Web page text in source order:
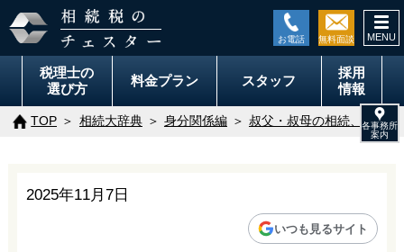
税理士の
選び方
料金プラン スタッフ
採用
情報
TOP 相続大辞典 身分関係編 叔父・叔母の相続、誰が
2025年11月7日
いつも見るサイト